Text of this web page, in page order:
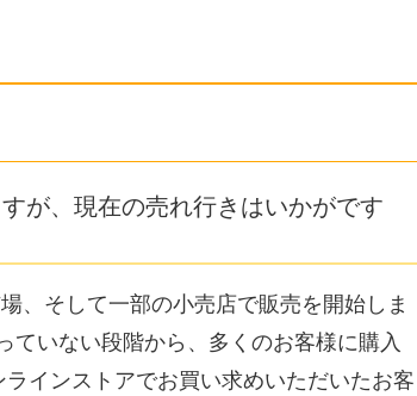
が、現在の売れ行きはいかがです
、そして一部の小売店で販売を開始しま
ていない段階から、多くのお客様に購入
インストアでお買い求めいただいたお客